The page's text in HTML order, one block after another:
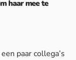
haar mee te
paar collega’s